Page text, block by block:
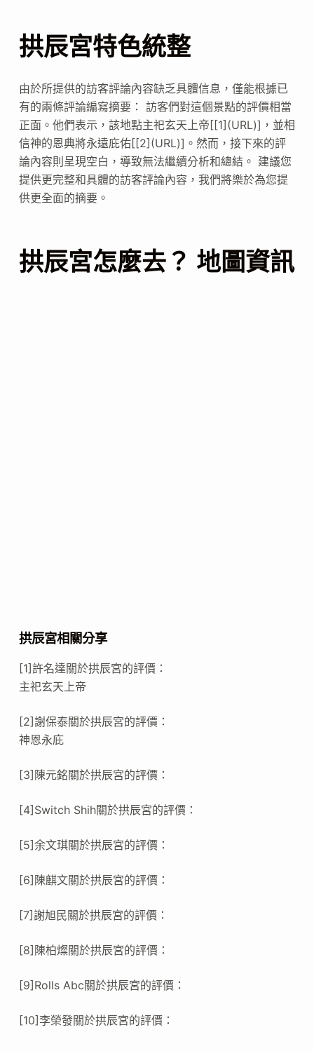
拱辰宮特色統整
由於所提供的訪客評論內容缺乏具體信息，僅能根據已
有的兩條評論編寫摘要： 訪客們對這個景點的評價相當
正面。他們表示，該地點主祀玄天上帝[[1](URL)]，並相
信神的恩典將永遠庇佑[[2](URL)]。然而，接下來的評
論內容則呈現空白，導致無法繼續分析和總結。 建議您
提供更完整和具體的訪客評論內容，我們將樂於為您提
供更全面的摘要。
拱辰宮怎麼去？ 地圖資訊
拱辰宮相關分享
[1]許名達關於拱辰宮的評價：
主祀玄天上帝
[2]謝保泰關於拱辰宮的評價：
神恩永庇
[3]陳元銘關於拱辰宮的評價：
[4]Switch Shih關於拱辰宮的評價：
[5]余文琪關於拱辰宮的評價：
[6]陳麒文關於拱辰宮的評價：
[7]謝旭民關於拱辰宮的評價：
[8]陳柏燦關於拱辰宮的評價：
[9]Rolls Abc關於拱辰宮的評價：
[10]李榮發關於拱辰宮的評價：